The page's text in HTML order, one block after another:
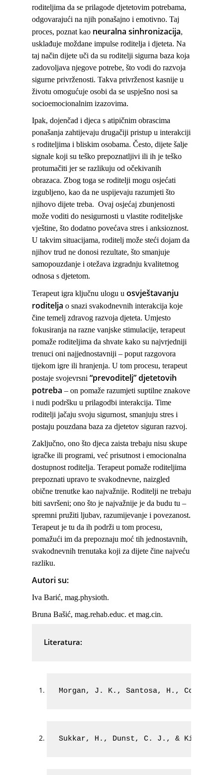
roditeljima da se prilagode djetetovim potrebama,
odgovarajući na njih ponašajno i emotivno. Taj
proces, poznat kao neuralna sinhronizacija,
usklađuje moždane impulse roditelja i djeteta. Na
taj način dijete uči da su roditelji sigurna baza koja
zadovoljava njegove potrebe, što vodi do razvoja
sigurne privrženosti. Takva privrženost kasnije u
životu omogućuje osobi da se uspješno nosi sa
socioemocionalnim izazovima.
Ipak, dojenčad i djeca s atipičnim obrascima
ponašanja zahtijevaju drugačiji pristup u interakciji
s roditeljima i bliskim osobama. Često, dijete šalje
signale koji su teško prepoznatljivi ili ih je teško
protumačiti jer se razlikuju od očekivanih
obrazaca. Zbog toga se roditelji mogu osjećati
izgubljeno, kao da ne uspijevaju razumjeti što
njihovo dijete treba. Ovaj osjećaj zbunjenosti
može voditi do nesigurnosti u vlastite roditeljske
vještine, što dodatno povećava stres i anksioznost.
U takvim situacijama, roditelj može steći dojam da
njihov trud ne donosi rezultate, što smanjuje
samopouzdanje i otežava izgradnju kvalitetnog
odnosa s djetetom.
Terapeut igra ključnu ulogu u osvještavanju
roditelja o snazi svakodnevnih interakcija koje
čine temelj zdravog razvoja djeteta. Umjesto
fokusiranja na razne vanjske stimulacije, terapeut
pomaže roditeljima da shvate kako su najvrjedniji
trenuci oni najjednostavniji – poput razgovora
tijekom igre ili hranjenja. U tom procesu, terapeut
postaje svojevrsni “prevoditelj” djetetovih
potreba – on pomaže razumjeti suptilne znakove
i nudi podršku u prilagodbi interakcija. Time
roditelji jačaju svoju sigurnost, smanjuju stres i
postaju pouzdana baza za djetetov siguran razvoj.
Zaključno, ono što djeca zaista trebaju nisu skupe
igračke ili programi, već prisutnost i emocionalna
dostupnost roditelja. Terapeut pomaže roditeljima
prepoznati upravo te svakodnevne, naizgled
obične trenutke kao najvažnije. Roditelji ne trebaju
biti savršeni; ono što je najvažnije je da budu tu –
spremni pružiti ljubav, razumijevanje i povezanost.
Terapeut je tu da ih podrži u tom procesu,
pomažući im da prepoznaju moć tih jednostavnih,
svakodnevnih trenutaka koji za dijete čine najveću
razliku.
Autori su:
Iva Barić, mag.physioth.
Bruna Bašić, mag.rehab.educ. et mag.cin.
Literatura:
Morgan, J. K., Santosa, H.,
Sukkar, H., Dunst, C. J., &